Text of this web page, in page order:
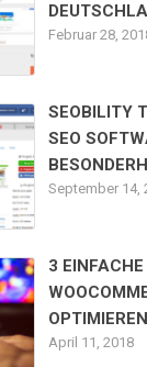
Februar 28,
SEOBILITY
SEO
September 14,
3
OPTIMIEREN
April 11, 2018